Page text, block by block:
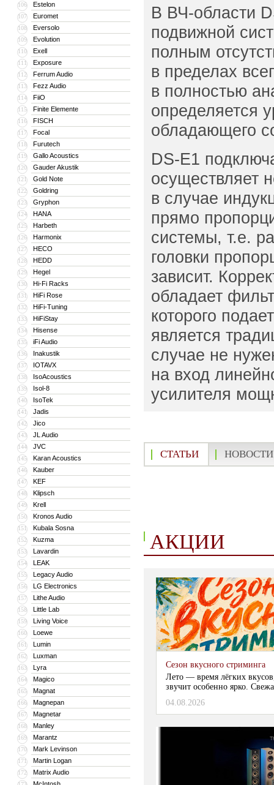
106 Estelon
107 Euromet
108 Eversolo
109 Evolution
110 Exell
111 Exposure
112 Ferrum Audio
113 Fezz Audio
114 FiiO
115 Finite Elemente
116 FISCH
117 Focal
118 Furutech
119 Gallo Acoustics
120 Gauder Akustik
121 Gold Note
122 Goldring
123 Gryphon
124 HANA
125 Harbeth
126 Harmonix
127 HECO
128 HEDD
129 Hegel
130 Hi-Fi Racks
131 HiFi Rose
132 HiFi-Tuning
133 HiFiStay
134 Hisense
135 iFi Audio
136 Inakustik
137 IOTAVX
138 IsoAcoustics
139 Isol-8
140 IsoTek
141 Jadis
142 Jico
143 JL Audio
144 JVC
145 Karan Acoustics
146 Kauber
147 KEF
148 Klipsch
149 Krell
150 Kronos Audio
151 Kubala Sosna
152 Kuzma
153 Lavardin
154 LEAK
155 Legacy Audio
156 LG Electronics
157 Lithe Audio
158 Little Lab
159 Living Voice
160 Loewe
161 Lumin
162 Luxman
163 Lyra
164 Magico
165 Magnat
166 Magnepan
167 Magnetar
168 Manley
169 Marantz
170 Mark Levinson
171 Martin Logan
172 Matrix Audio
В ВЧ-области
подвижной
полным
в пределах
в полностью
определяется
обладающего
DS-E1
осуществляет
в случае
прямо
системы, т.е.
головки
зависит.
обладает
которого
является
случае не
на вход
усилителя
СТАТЬИ НОВОСТИ
АКЦИИ
Сезон вкусного стриминга
Лето — время лёгких
звучит особенно ярко.
04.08.2026